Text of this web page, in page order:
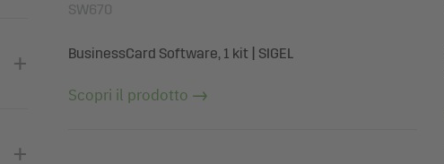
SW670
BusinessCard Software, 1 kit | SIGEL
Scopri il prodotto